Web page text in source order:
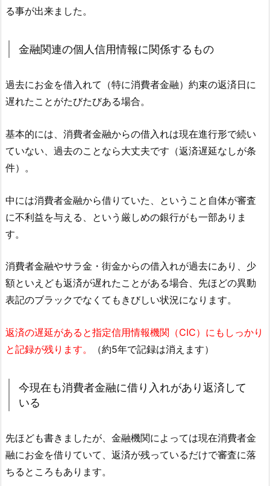
る事が出来ました。
金融関連の個人信用情報に関係するもの
過去にお金を借入れて（特に消費者金融）約束の返済日に
遅れたことがたびたびある場合。
基本的には、消費者金融からの借入れは現在進行形で続い
ていない、過去のことなら大丈夫です（返済遅延なしが条
件）。
中には消費者金融から借りていた、ということ自体が審査
に不利益を与える、という厳しめの銀行がも一部ありま
す。
消費者金融やサラ金・街金からの借入れが過去にあり、少
額といえども返済が遅れたことがある場合、先ほどの異動
表記のブラックでなくてもきびしい状況になります。
返済の遅延があると指定信用情報機関（CIC）にもしっかり
と記録が残ります。
（約5年で記録は消えます）
今現在も消費者金融に借り入れがあり返済して
いる
先ほども書きましたが、金融機関によっては現在消費者金
融にお金を借りていて、返済が残っているだけで審査に落
ちるところもあります。